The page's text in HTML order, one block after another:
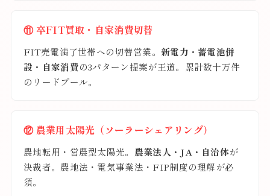
⑪ 卒FIT買取・自家消費切替
FIT売電満了世帯への切替営業。 新電力・蓄電池併
設・自家消費の3パターン提案が王道。累計数十万件
のリードプール。
⑫ 農業用太陽光（ソーラーシェアリング）
農地転用・営農型太陽光。 農業法人・JA・自治体が
決裁者。農地法・電気事業法・FIP制度の理解が必
須。